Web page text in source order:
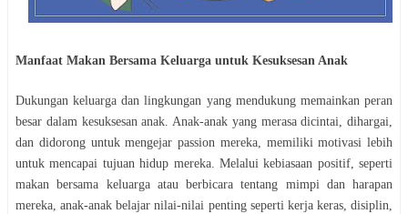
Manfaat Makan Bersama Keluarga untuk Kesuksesan Anak
Dukungan keluarga dan lingkungan yang mendukung memainkan peran
besar dalam kesuksesan anak. Anak-anak yang merasa dicintai, dihargai,
dan didorong untuk mengejar passion mereka, memiliki motivasi lebih
untuk mencapai tujuan hidup mereka. Melalui kebiasaan positif, seperti
makan bersama keluarga atau berbicara tentang mimpi dan harapan
mereka, anak-anak belajar nilai-nilai penting seperti kerja keras, disiplin,